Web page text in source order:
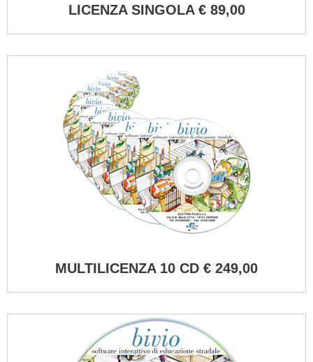
LICENZA SINGOLA € 89,00
MULTILICENZA 10 CD € 249,00